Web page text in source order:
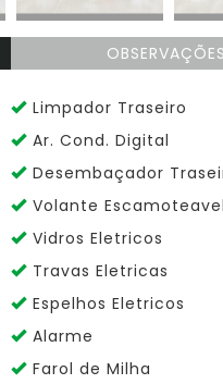
OBSERVAÇÕES
Limpador Traseiro
Ar. Cond. Digital
Desembaçador
Volante Escamoteavel
Vidros Eletricos
Travas Eletricas
Espelhos Eletricos
Alarme
Farol de Milha